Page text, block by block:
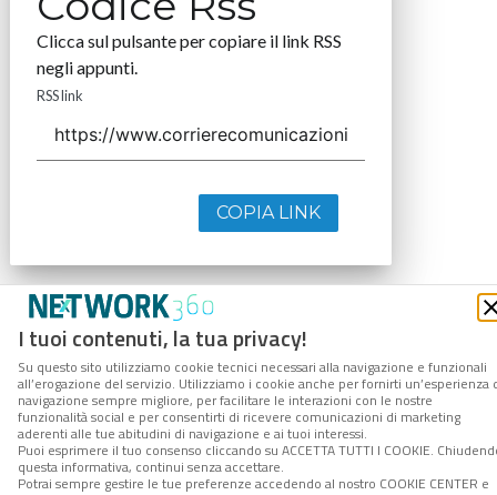
I tuoi contenuti, la tua privacy!
Su questo sito utilizziamo cookie tecnici necessari alla navigazione e funzionali
all’erogazione del servizio. Utilizziamo i cookie anche per fornirti un’esperienza
navigazione sempre migliore, per facilitare le interazioni con le nostre
funzionalità social e per consentirti di ricevere comunicazioni di marketing
aderenti alle tue abitudini di navigazione e ai tuoi interessi.
Puoi esprimere il tuo consenso cliccando su ACCETTA TUTTI I COOKIE.
questa informativa, continui senza accettare.
Potrai sempre gestire le tue preferenze accedendo al nostro COOKIE CENTER e
Clicca sul pulsante per copiare il link RSS
negli appunti.
RSS link
COPIA LINK